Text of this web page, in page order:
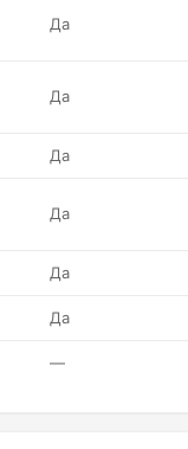
Да
Да
Да
Да
Да
Да
—